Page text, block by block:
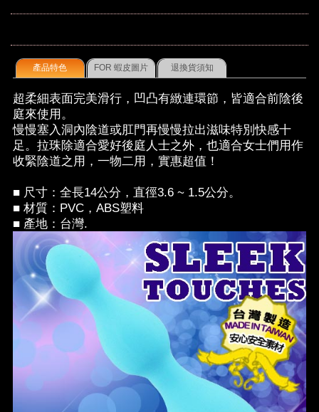
產品特色 FOR 蝦皮圖片 退換貨須知
超柔細表面完美滑行，凹凸有緻連環節，皆適合前陰後
庭來使用。
慢慢塞入洞內陰道或肛門再慢慢拉出滋味特別快感十
足。拉珠除適合愛好後庭人士之外，也適合女士們用作
收緊陰道之用，一物二用，實惠超值！
■ 尺寸：全長14公分，直徑3.6 ~ 1.5公分。
■ 材質：PVC，ABS塑料
■ 產地：台灣.